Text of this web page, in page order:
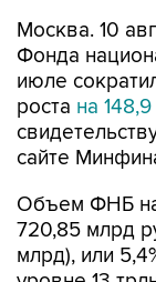
Москва. 10
Фонда
июле
роста на
сайте
Объем ФНБ на
720,85 млрд
млрд), или